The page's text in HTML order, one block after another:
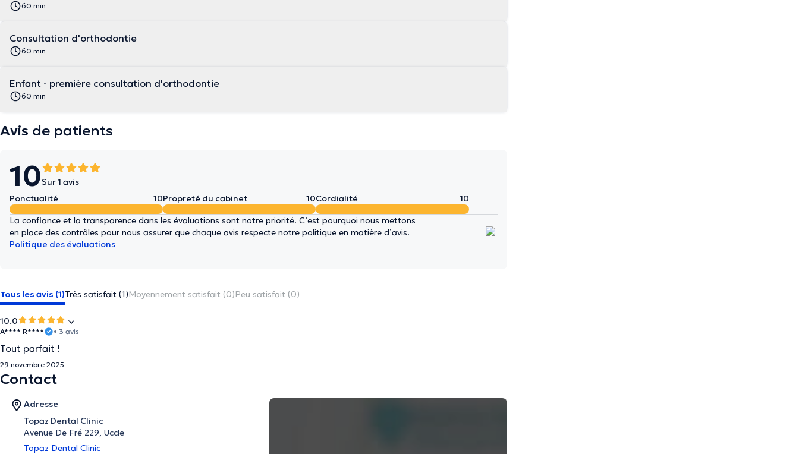
60 min
Consultation d'orthodontie
60 min
Enfant - première consultation d'orthodontie
60 min
Avis de patients
10Sur 1 avis
Ponctualité
10Propreté du cabinet 10Cordialité 10
La confiance et la transparence dans les évaluations sont notre priorité. C’est pourquoi nous mettons
en place des contrôles pour nous assurer que chaque avis respecte notre politique en matière d’avis.
Politique des évaluations
Tous les avis (1)Très satisfait (1)Moyennement satisfait (0)Peu satisfait (0)
10.0
A**** R**** • 3 avis
Tout parfait !
29 novembre 2025
Contact
Adresse
Topaz Dental Clinic
Avenue De Fré 229, Uccle
Topaz Dental Clinic